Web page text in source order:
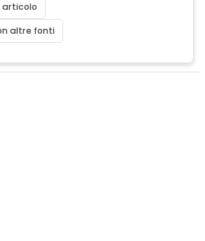
articolo
altre fonti